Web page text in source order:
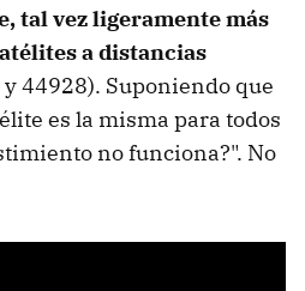
tal vez ligeramente más
a distancias
44928). Suponiendo que
es la misma para todos
no funciona?". No